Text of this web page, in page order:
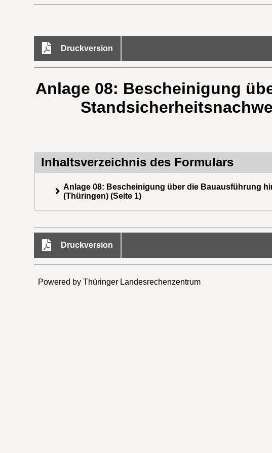
Druckversion
Anlage 08: Bescheinigung
Inhaltsverzeichnis des Formulars
Anlage 08: Bescheinigung über die Bauausführung
(Thüringen) (Seite 1)
Druckversion
Powered by Thüringer Landesrechenzentrum